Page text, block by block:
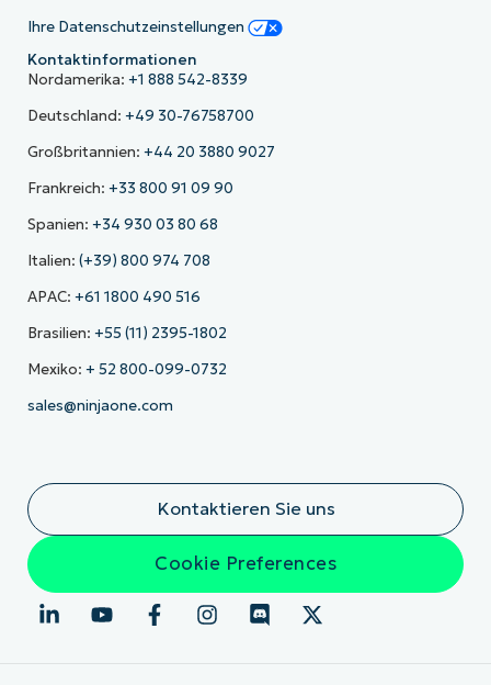
Ihre Datenschutzeinstellungen
Kontaktinformationen
Nordamerika: +1 888 542-8339
Deutschland: +49 30-76758700
Großbritannien: +44 20 3880 9027
Frankreich: +33 800 91 09 90
Spanien: +34 930 03 80 68
Italien: (+39) 800 974 708
APAC: +61 1800 490 516
Brasilien: +55 (11) 2395-1802
Mexiko: + 52 800-099-0732
sales@ninjaone.com
Kontaktieren Sie uns
Cookie Preferences